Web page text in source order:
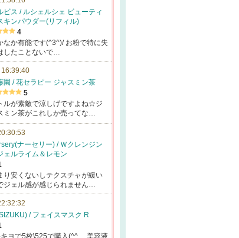
ビス / ルシェルシェ ビューティ
キンパウダー(リフィル)
4
なか有能です(^3^)/ お粉で特に失
したことないで…
園 / 花セラピー ジャスミン茶
5
ルが素敵で涼しげですよね☆ジ
ミン茶がこれしか売ってな…
ナーセリー) / Ｗクレンジン
ェルライム＆レモン
り安くないしテクスチャが緩い
ジェル感が感じられません…
/ フェイスマスク R
ヨで5枚\525で購入(^^ゞ 美容液